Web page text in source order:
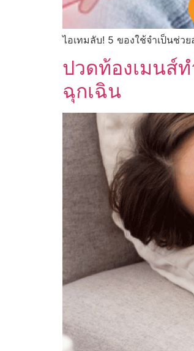
ไอเทมลับ! 5 ของใช้จำเป็นช่
ปวดท้องเมนส์
ฉุกเฉิน